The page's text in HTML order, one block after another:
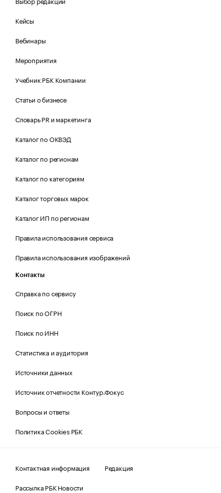
Кейсы
Вебинары
Мероприятия
Учебник РБК Компании
Статьи о бизнесе
Словарь PR и маркетинга
Каталог по ОКВЭД
Каталог по регионам
Каталог по категориям
Каталог торговых марок
Каталог ИП по регионам
Правила использования сервиса
Правила использования изображений
Контакты
Справка по сервису
Поиск по ОГРН
Поиск по ИНН
Статистика и аудитория
Источники данных
Источник отчетности Контур.Фокус
Вопросы и ответы
Политика Cookies РБК
Контактная информация
Редакция
Рассылка РБК Новости